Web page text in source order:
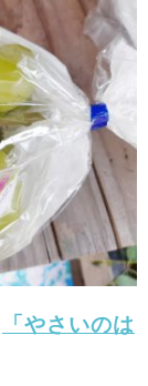
「やさいのは